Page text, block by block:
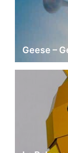
Geese –